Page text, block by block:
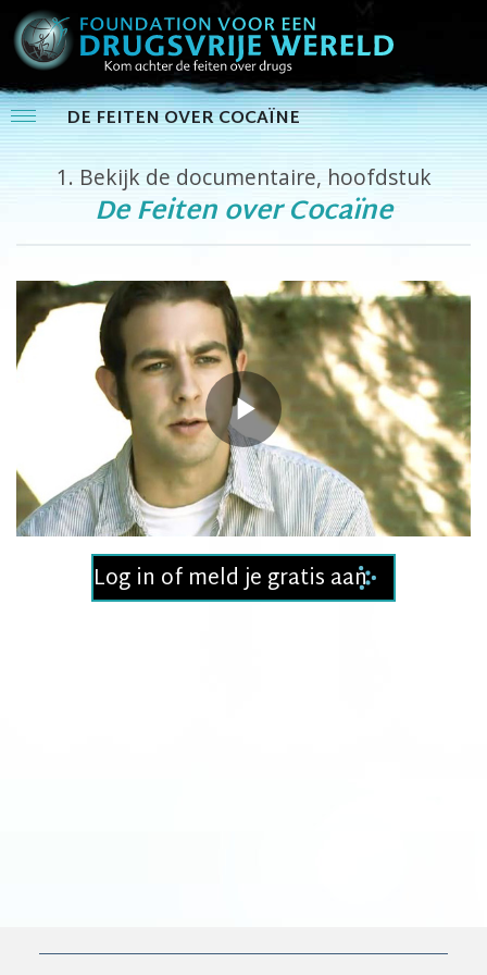
DE FEITEN OVER COCAÏNE
1. Bekijk de documentaire, hoofdstuk
De Feiten over Cocaïne
Play
Video
Log in of meld je gratis aan